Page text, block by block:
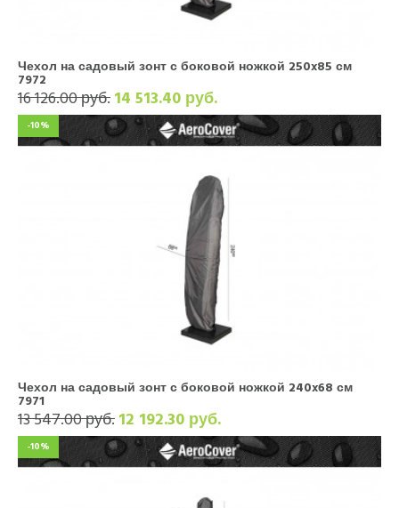
Чехол на садовый зонт с боковой ножкой 250x85 см
7972
16 126.00 руб.14 513.40 руб.
-10%
Чехол на садовый зонт с боковой ножкой 240x68 см
7971
13 547.00 руб.12 192.30 руб.
-10%